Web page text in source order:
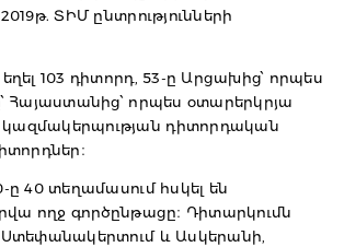
ՏԻՄ ընտրությունների
103 դիտորդ, 53-ը Արցախից՝ որպես
Հայաստանից՝ որպես օտարերկրյա
դիտորդական
ը 40 տեղամասում հսկել են
ողջ գործընթացը։ Դիտարկումն
և Ասկերանի,